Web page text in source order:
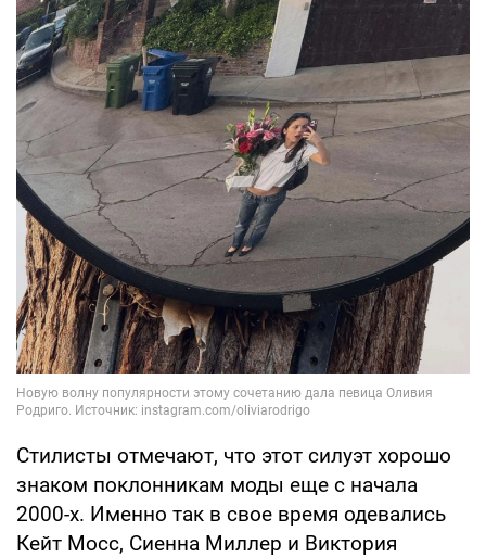
Стилисты отмечают, что этот силуэт хорошо
знаком поклонникам моды еще с начала
2000-х. Именно так в свое время одевались
Кейт Мосс, Сиенна Миллер и Виктория